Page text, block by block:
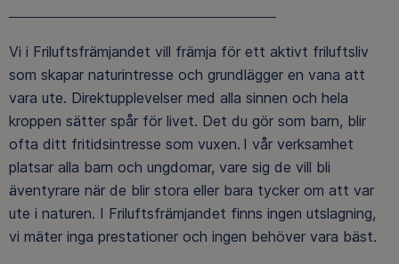
Vi i Friluftsfrämjandet vill främja för ett aktivt friluftsliv
som skapar naturintresse och grundlägger en vana att
vara ute. Direktupplevelser med alla sinnen och hela
kroppen sätter spår för livet. Det du gör som barn, blir
ofta ditt fritidsintresse som vuxen. I vår verksamhet
platsar alla barn och ungdomar, vare sig de vill bli
äventyrare när de blir stora eller bara tycker om att var
ute i naturen. I Friluftsfrämjandet finns ingen utslagning,
vi mäter inga prestationer och ingen behöver vara bäst.